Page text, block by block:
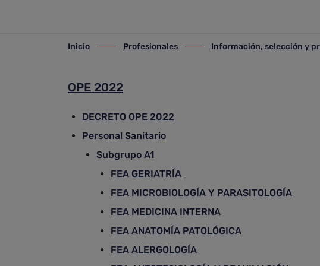
ir-a inicio
Inicio
ir-a Profesionales
Profesionales
ir-a Información, selección y
Información, selección y
OPE 2022
DECRETO OPE 2022
Personal Sanitario
Subgrupo A1
FEA GERIATRÍA
FEA MICROBIOLOGÍA Y PARASITOLOGÍA
FEA MEDICINA INTERNA
FEA ANATOMÍA PATOLÓGICA
FEA ALERGOLOGÍA